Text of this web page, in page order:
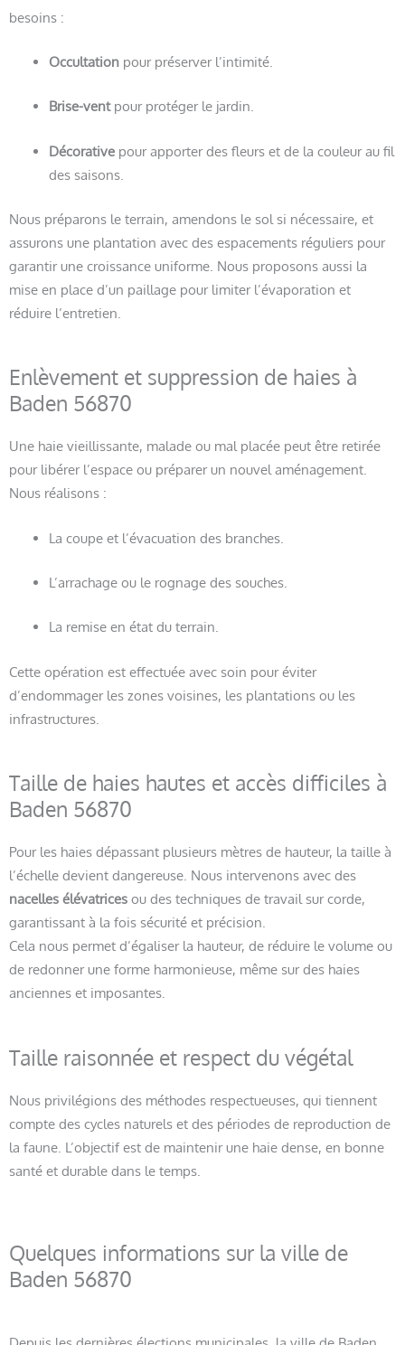
besoins :
Occultationpour préserver l’intimité.
Brise-ventpour protéger le jardin.
Décorativepour apporter des fleurs et de la couleur au fil
des saisons.
Nous préparons le terrain, amendons le sol si nécessaire, et
assurons une plantation avec des espacements réguliers pour
garantir une croissance uniforme. Nous proposons aussi la
mise en place d’un paillage pour limiter l’évaporation et
réduire l’entretien.
Enlèvement et suppression de haies à
Baden 56870
Une haie vieillissante, malade ou mal placée peut être retirée
pour libérer l’espace ou préparer un nouvel aménagement.
Nous réalisons :
La coupe et l’évacuation des branches.
L’arrachage ou le rognage des souches.
La remise en état du terrain.
Cette opération est effectuée avec soin pour éviter
d’endommager les zones voisines, les plantations ou les
infrastructures.
Taille de haies hautes et accès difficiles à
Baden 56870
Pour les haies dépassant plusieurs mètres de hauteur, la taille à
l’échelle devient dangereuse. Nous intervenons avec des
nacelles élévatrices ou des techniques de travail sur corde,
garantissant à la fois sécurité et précision.
Cela nous permet d’égaliser la hauteur, de réduire le volume ou
de redonner une forme harmonieuse, même sur des haies
anciennes et imposantes.
Taille raisonnée et respect du végétal
Nous privilégions des méthodes respectueuses, qui tiennent
compte des cycles naturels et des périodes de reproduction de
la faune. L’objectif est de maintenir une haie dense, en bonne
santé et durable dans le temps.
Quelques informations sur la ville de
Baden 56870